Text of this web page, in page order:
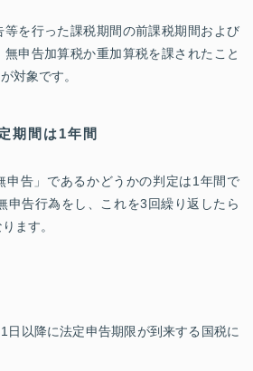
を行った課税期間の前課税期間および
申告加算税か重加算税を課されたこと
対象です。
期間は1年間
申告」であるかどうかの判定は1年間で
申告行為をし、これを3回繰り返したら
ます。
日以降に法定申告期限が到来する国税に